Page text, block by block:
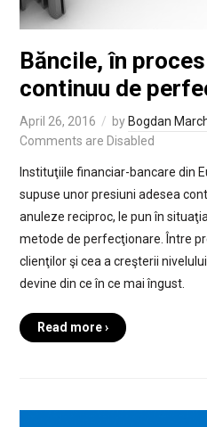
Băncile, în
continuu de
April 26, 2016 by Bogdan
Comments are Disabled
Instituţiile financiar-bancare din
supuse unor presiuni adesea
anuleze reciproc, le pun în
metode de perfecţionare. Între
clienţilor şi cea a creşterii
devine din ce în ce mai îngust.
Read more ›